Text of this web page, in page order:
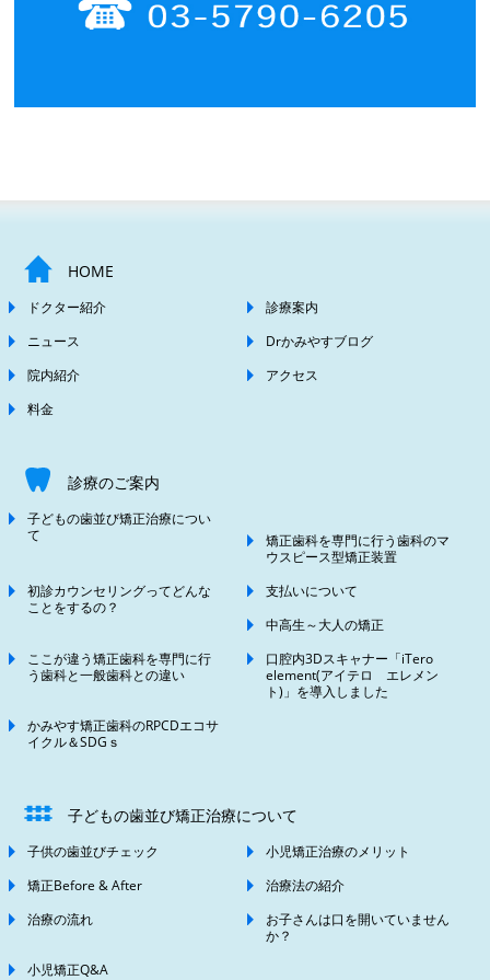
HOME
ドクター紹介
診療案内
ニュース
Drかみやすブログ
院内紹介
アクセス
料金
診療のご案内
子どもの歯並び矯正治療につい
て
矯正歯科を専門に行う歯科のマ
ウスピース型矯正装置
初診カウンセリングってどんな
ことをするの？
支払いについて
中高生～大人の矯正
ここが違う矯正歯科を専門に行
う歯科と一般歯科との違い
口腔内3Dスキャナー「iTero
element(アイテロ エレメン
ト)」を導入しました
かみやす矯正歯科のRPCDエコサ
イクル＆SDGｓ
子どもの歯並び矯正治療について
子供の歯並びチェック
小児矯正治療のメリット
矯正Before & After
治療法の紹介
治療の流れ
お子さんは口を開いていません
か？
小児矯正Q&A